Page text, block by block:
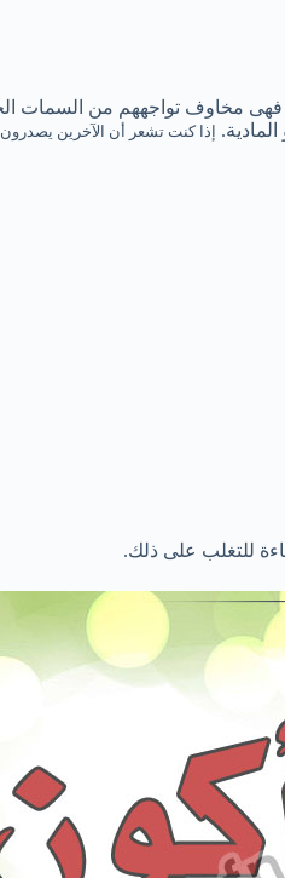
فهى مخاوف تواجههم من السمات
إذا كنت تشعر أن الآخرين
للتغلب على ذلك.